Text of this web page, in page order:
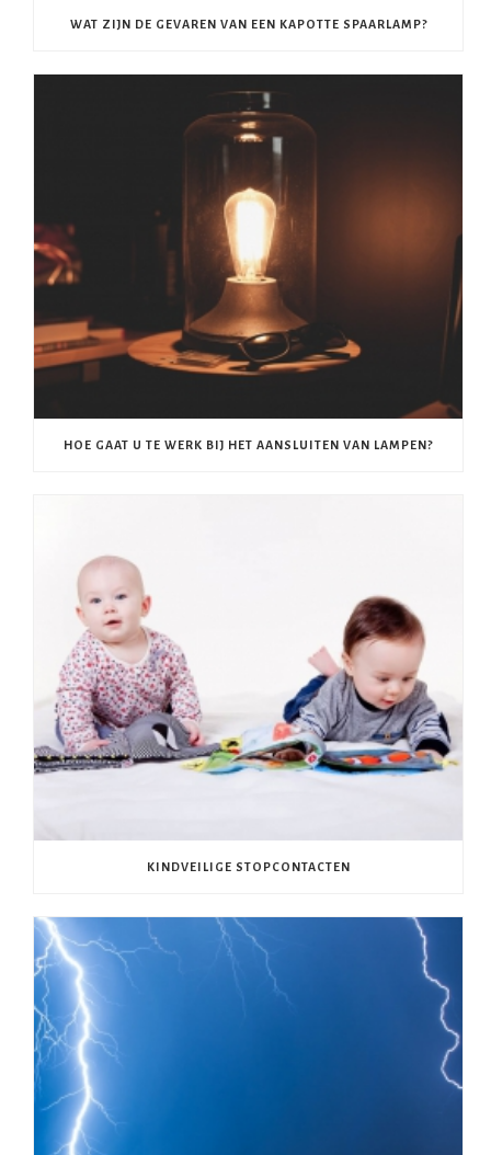
WAT ZIJN DE GEVAREN VAN EEN KAPOTTE SPAARLAMP?
HOE GAAT U TE WERK BIJ HET AANSLUITEN VAN LAMPEN?
KINDVEILIGE STOPCONTACTEN